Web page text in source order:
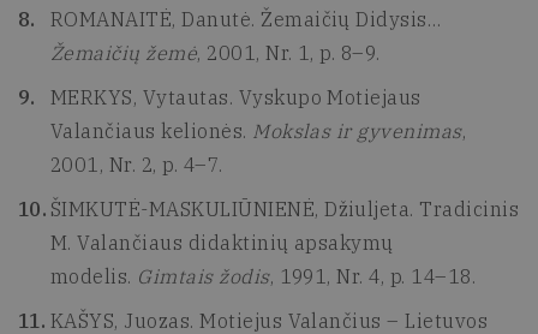
ROMANAITĖ, Danutė. Žemaičių Didysis…
Žemaičių žemė, 2001, Nr. 1, p. 8–9.
MERKYS, Vytautas. Vyskupo Motiejaus
Valančiaus kelionės. Mokslas ir gyvenimas,
2001, Nr. 2, p. 4–7.
ŠIMKUTĖ-MASKULIŪNIENĖ, Džiuljeta. Tradicinis
M. Valančiaus didaktinių apsakymų
modelis. Gimtais žodis, 1991, Nr. 4, p. 14–18.
KAŠYS, Juozas. Motiejus Valančius – Lietuvos